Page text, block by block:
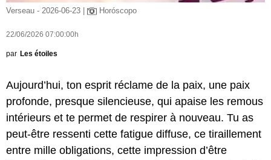
Verseau - 2026-06-23 | Horóscopo
22/06/2026 07:00:00h
par Les étoiles
Aujourd’hui, ton esprit réclame de la paix, une paix
profonde, presque silencieuse, qui apaise les remous
intérieurs et te permet de respirer à nouveau. Tu as
peut-être ressenti cette fatigue diffuse, ce tiraillement
entre mille obligations, cette impression d’être